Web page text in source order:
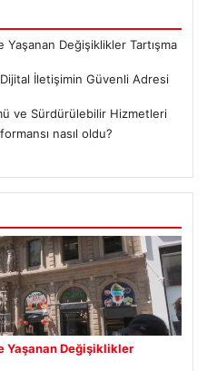
Yaşanan Değişiklikler Tartışma
İletişimin Güvenli Adresi
ve Sürdürülebilir Hizmetleri
nasıl oldu?
Yaşanan Değişiklikler